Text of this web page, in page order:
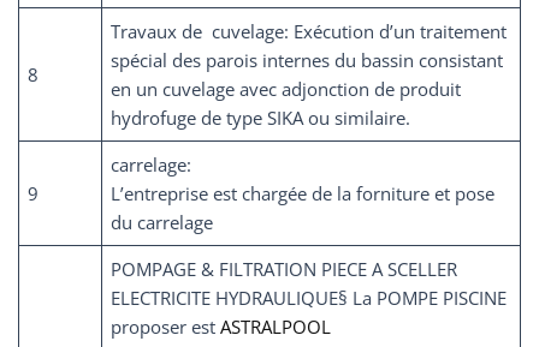
8
Travaux de cuvelage: Exécution d’un traitement
spécial des parois internes du bassin consistant
en un cuvelage avec adjonction de produit
hydrofuge de type SIKA ou similaire.
9
carrelage:
L’entreprise est chargée de la forniture et pose
du carrelage
POMPAGE & FILTRATION PIECE A SCELLER
ELECTRICITE HYDRAULIQUE§ La POMPE PISCINE
proposer estASTRALPOOL